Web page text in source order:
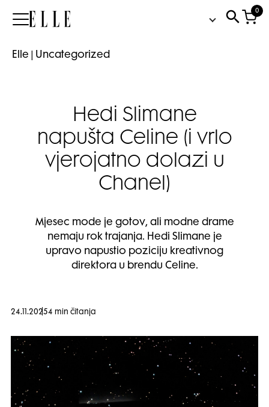
Elle
0
Elle Uncategorized
Hedi Slimane
napušta Celine (i vrlo
vjerojatno dolazi u
Chanel)
Mjesec mode je gotov, ali modne drame
nemaju rok trajanja. Hedi Slimane je
upravo napustio poziciju kreativnog
direktora u brendu Celine.
24.11.20254 min čitanja